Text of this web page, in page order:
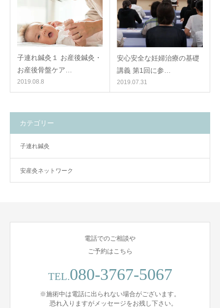
子連れ鍼灸１ お産後鍼灸・
お産後骨盤ケア…
2019.08.8
安心安全な妊婦治療の基礎
講義 第1回に参…
2019.07.31
カテゴリー
子連れ鍼灸
安産灸ネットワーク
電話でのご相談や
ご予約はこちら
TEL.080-3767-5067
※施術中は電話に出られない場合がございます。
恐れ入りますがメッセージをお残し下さい。